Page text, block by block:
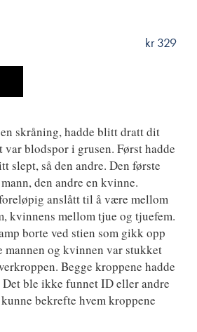
kr 329
skråning, hadde blitt dratt dit
var blodspor i grusen. Først hadde
slept, så den andre. Den første
den andre en kvinne.
anslått til å være mellom
kvinnens mellom tjue og tjuefem.
borte ved stien som gikk opp
mannen og kvinnen var stukket
Begge kroppene hadde
Det ble ikke funnet ID eller andre
bekrefte hvem kroppene